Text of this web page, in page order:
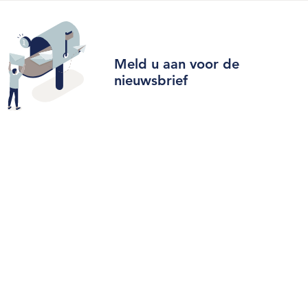
Meld u aan voor de
nieuwsbrief